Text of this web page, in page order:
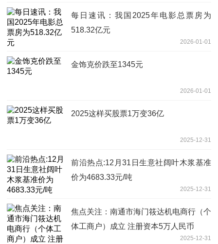
每日速讯：我国2025年电影总票房为
518.32亿元
2026-01-01
金饰克价跌至1345元
2026-01-01
2025这样买股票1万变36亿
2025-12-31
前沿热点:12月31日生意社阔叶木浆基准
价为4683.33元/吨
2025-12-31
焦点关注：南通市海门筱达机电商行（个
体工商户）成立 注册资本5万人民币
2025-12-31